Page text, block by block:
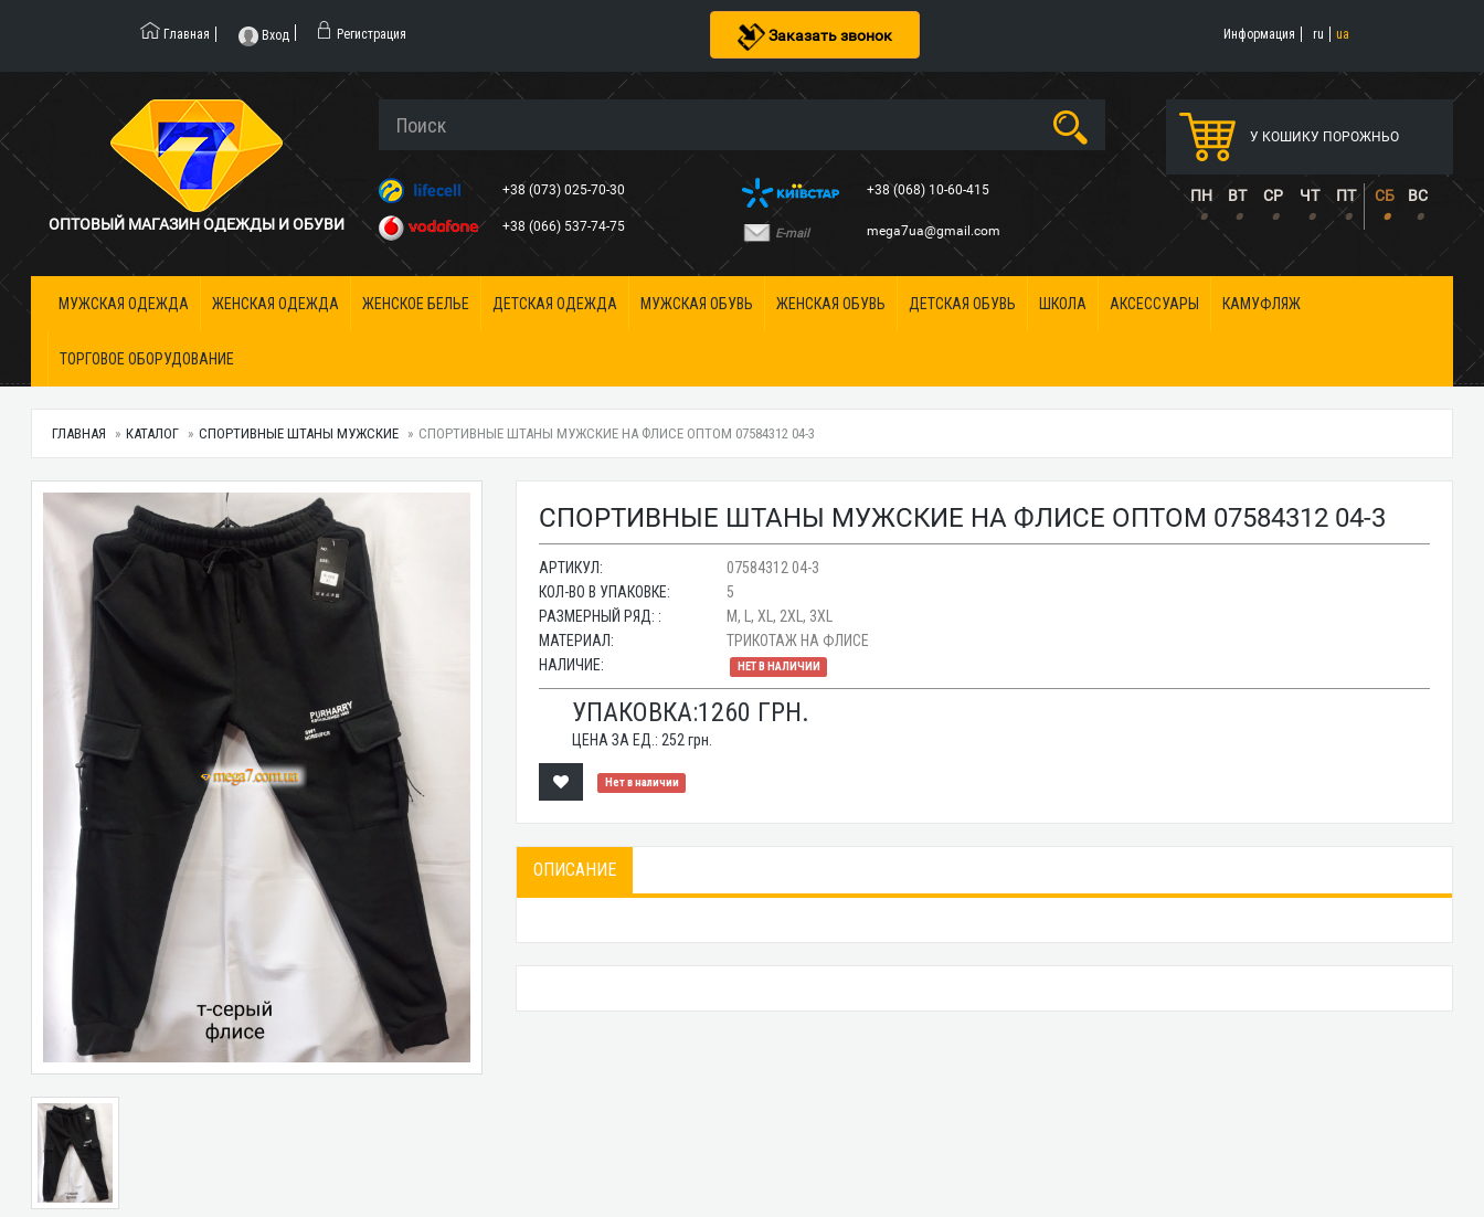
Заказать звонок
Главная Вход Регистрация Информация ru ua
ОПТОВЫЙ МАГАЗИН ОДЕЖДЫ И ОБУВИ
+38 (073) 025-70-30
+38 (066) 537-74-75
+38 (068) 10-60-415
E-mail mega7ua@gmail.com
У КОШИКУ ПОРОЖНЬО
ПН ВТ СР ЧТ ПТ СБ ВС
• • • • • • •
МУЖСКАЯ ОДЕЖДА ЖЕНСКАЯ ОДЕЖДА ЖЕНСКОЕ БЕЛЬЕ ДЕТСКАЯ ОДЕЖДА МУЖСКАЯ ОБУВЬ ЖЕНСКАЯ ОБУВЬ ДЕТСКАЯ ОБУВЬ ШКОЛА АКСЕССУАРЫ КАМУФЛЯЖ
ТОРГОВОЕ ОБОРУДОВАНИЕ
ГЛАВНАЯ КАТАЛОГ СПОРТИВНЫЕ ШТАНЫ МУЖСКИЕ СПОРТИВНЫЕ ШТАНЫ МУЖСКИЕ НА ФЛИСЕ ОПТОМ 07584312 04-3
СПОРТИВНЫЕ ШТАНЫ МУЖСКИЕ НА ФЛИСЕ ОПТОМ 07584312 04-3
АРТИКУЛ:
07584312 04-3
КОЛ-ВО В УПАКОВКЕ:
5
РАЗМЕРНЫЙ РЯД: :
M, L, XL, 2XL, 3XL
МАТЕРИАЛ:
ТРИКОТАЖ НА ФЛИСЕ
НАЛИЧИЕ:
НЕТ В НАЛИЧИИ
УПАКОВКА:1260 ГРН.
ЦЕНА ЗА ЕД.: 252 грн.
Нет в наличии
ОПИСАНИЕ